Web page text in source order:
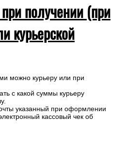
получении (при
курьерской
можно курьеру или при
с какой суммы курьеру
указанный при оформлении
кассовый чек об